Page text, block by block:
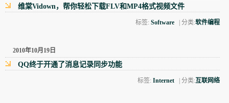
维棠Vidown，帮你轻松下载FLV和MP4格式视频文件
标签:Software | 分类:软件编程
2010年10月19日
QQ终于开通了消息记录同步功能
标签:Internet | 分类:互联网络